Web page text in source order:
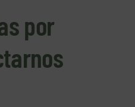
por